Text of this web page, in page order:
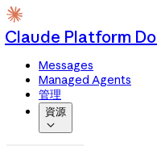
Claude Platform
Messages
Managed Agents
管理
資源
